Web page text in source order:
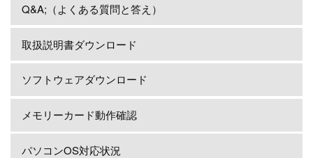
Q&A;（よくある質問と答え）
取扱説明書ダウンロード
ソフトウェアダウンロード
メモリーカード動作確認
パソコンOS対応状況